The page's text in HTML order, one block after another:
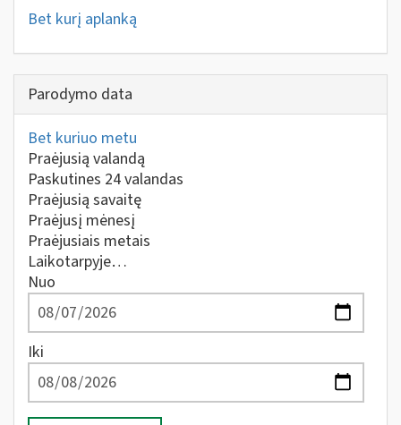
Bet kurį aplanką
Parodymo data
Bet kuriuo metu
Praėjusią valandą
Paskutines 24 valandas
Praėjusią savaitę
Praėjusį mėnesį
Praėjusiais metais
Laikotarpyje…
Nuo
Iki